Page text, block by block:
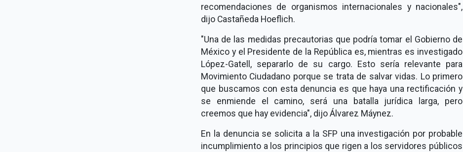
recomendaciones de organismos internacionales y nacionales",
dijo Castañeda Hoeflich.
"Una de las medidas precautorias que podría tomar el Gobierno de
México y el Presidente de la República es, mientras es investigado
López-Gatell, separarlo de su cargo. Esto sería relevante para
Movimiento Ciudadano porque se trata de salvar vidas. Lo primero
que buscamos con esta denuncia es que haya una rectificación y
se enmiende el camino, será una batalla jurídica larga, pero
creemos que hay evidencia", dijo Álvarez Máynez.
En la denuncia se solicita a la SFP una investigación por probable
incumplimiento a los principios que rigen a los servidores públicos